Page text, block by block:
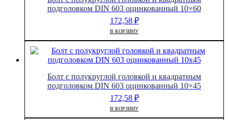
подголовком DIN 603 оцинкованный 10×60
172,58 ₽
В КОРЗИНУ
Болт с полукруглой головкой и квадратным
подголовком DIN 603 оцинкованный 10×45
172,58 ₽
В КОРЗИНУ